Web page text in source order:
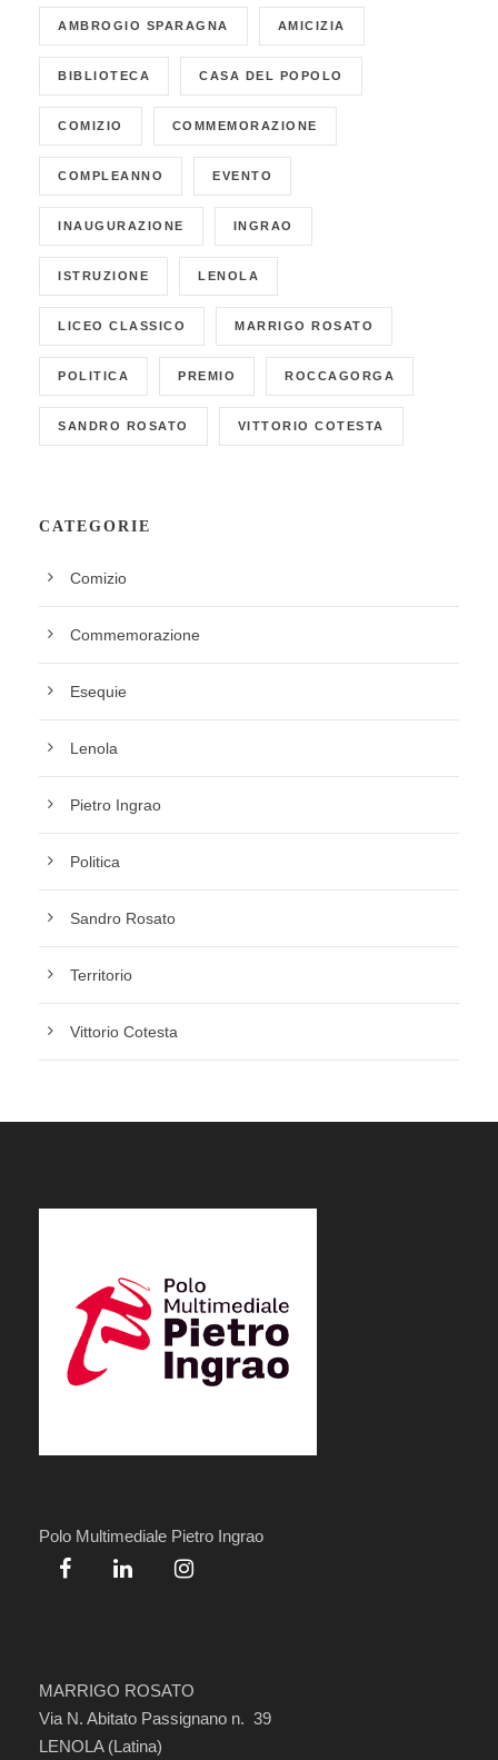
AMBROGIO SPARAGNA AMICIZIA
BIBLIOTECA CASA DEL POPOLO
COMIZIO COMMEMORAZIONE
COMPLEANNO EVENTO
INAUGURAZIONE INGRAO
ISTRUZIONE LENOLA
LICEO CLASSICO MARRIGO ROSATO
POLITICA PREMIO ROCCAGORGA
SANDRO ROSATO VITTORIO COTESTA
CATEGORIE
Comizio
Commemorazione
Esequie
Lenola
Pietro Ingrao
Politica
Sandro Rosato
Territorio
Vittorio Cotesta
Polo Multimediale Pietro Ingrao
MARRIGO ROSATO
Via N. Abitato Passignano n. 39
LENOLA (Latina)